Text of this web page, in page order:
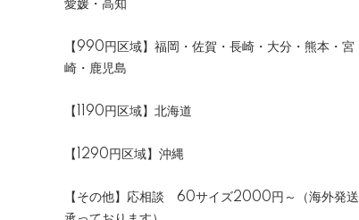
愛媛・高知
【990円区域】福岡・佐賀・長崎・大分・熊本・宮
崎・鹿児島
【1190円区域】北海道
【1290円区域】沖縄
【その他】応相談 60サイズ2000円～（海外発送